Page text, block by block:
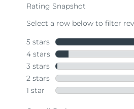
value.
Same
page
link.